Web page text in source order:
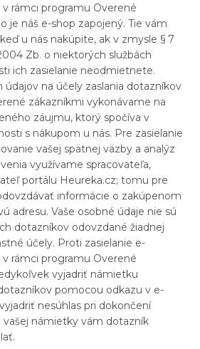
rámci programu Overené
je náš e-shop zapojený. Tie vám
u nás nakúpite, ak v zmysle § 7
Zb. o niektorých službách
ich zasielanie neodmietnete.
údajov na účely zaslania dotazníkov
zákazníkmi vykonávame na
záujmu, ktorý spočíva v
s nákupom u nás. Pre zasielanie
vašej spätnej väzby a analýz
využívame spracovateľa,
portálu Heureka.cz; tomu pre
informácie o zakúpenom
adresu. Vaše osobné údaje nie sú
dotazníkov odovzdané žiadnej
účely. Proti zasielanie e-
rámci programu Overené
vyjadriť námietku
pomocou odkazu v e-
nesúhlas pri dokončení
vašej námietky vám dotazník